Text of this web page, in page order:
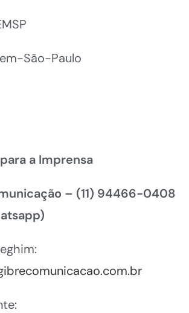
São-Paulo
a Imprensa
– (11) 94466-0408